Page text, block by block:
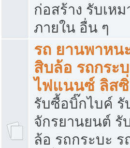
ก่อสร้าง รับเห
ภายใน อื่น ๆ
รถ ยานพาหน
สิบล้อ รถกระ
ไฟแนนซ์ ลิส
รับซื้อบิ๊กไบค์
จักรยานยนต์ รั
ล้อ รถกระบะ